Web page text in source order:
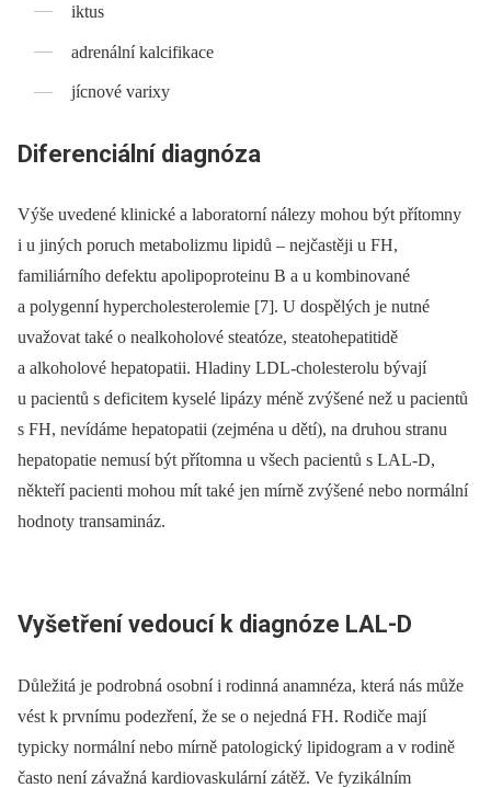
iktus
adrenální kalcifikace
jícnové varixy
Diferenciální diagnóza
Výše uvedené klinické a laboratorní nálezy mohou být přítomny
i u jiných poruch metabolizmu lipidů –⁠ nejčastěji u FH,
familiárního defektu apolipoproteinu B a u kombinované
a polygenní hypercholesterolemie [7]. U dospělých je nutné
uvažovat také o nealkoholové steatóze, steatohepatitidě
a alkoholové hepatopatii. Hladiny LDL-cholesterolu bývají
u pacientů s deficitem kyselé lipázy méně zvýšené než u pacientů
s FH, nevídáme hepatopatii (zejména u dětí), na druhou stranu
hepatopatie nemusí být přítomna u všech pacientů s LAL-D,
někteří pacienti mohou mít také jen mírně zvýšené nebo normální
hodnoty transamináz.
Vyšetření vedoucí k diagnóze LAL-D
Důležitá je podrobná osobní i rodinná anamnéza, která nás může
vést k prvnímu podezření, že se o nejedná FH. Rodiče mají
typicky normální nebo mírně patologický lipidogram a v rodině
často není závažná kardiovaskulární zátěž. Ve fyzikálním